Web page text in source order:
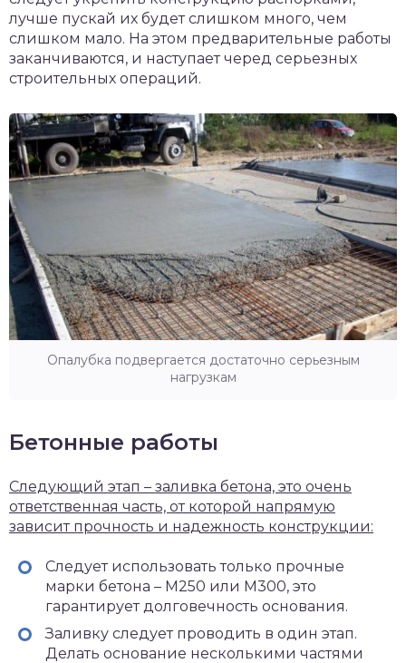
лучше пускай их будет слишком много, чем
слишком мало. На этом предварительные работы
заканчиваются, и наступает черед серьезных
строительных операций.
Опалубка подвергается достаточно серьезным
нагрузкам
Бетонные работы
Следующий этап – заливка бетона, это очень
ответственная часть, от которой напрямую
зависит прочность и надежность конструкции:
Следует использовать только прочные
марки бетона – М250 или М300, это
гарантирует долговечность основания.
Заливку следует проводить в один этап.
Делать основание несколькими частями